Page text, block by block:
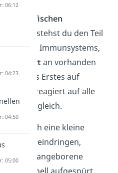
unspezifischen
verstehst du den Teil
Immunsystems,
Geburt an vorhanden
als Erstes auf
und reagiert auf alle
gleich.
die durch eine kleine
die Haut eindringen,
das angeborene
06:12
04:23
04:50
05:00